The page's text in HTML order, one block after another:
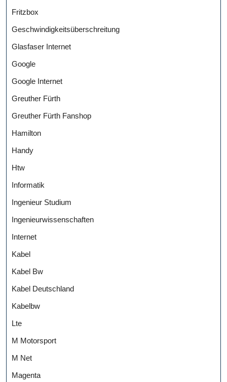
Fritzbox
Geschwindigkeitsüberschreitung
Glasfaser Internet
Google
Google Internet
Greuther Fürth
Greuther Fürth Fanshop
Hamilton
Handy
Htw
Informatik
Ingenieur Studium
Ingenieurwissenschaften
Internet
Kabel
Kabel Bw
Kabel Deutschland
Kabelbw
Lte
M Motorsport
M Net
Magenta